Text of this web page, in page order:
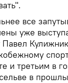
все
уже
Павел
и третьим в
в